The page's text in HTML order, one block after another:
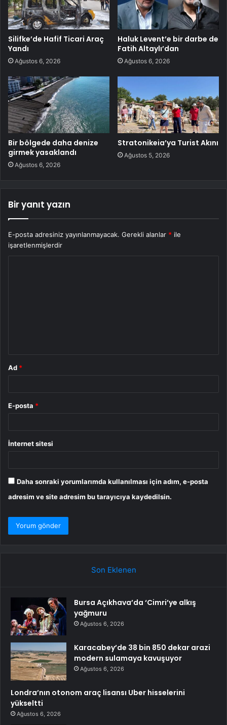
Silifke’de Hafif Ticari Araç
Yandı
Ağustos 6, 2026
Haluk Levent’e bir darbe de
Fatih Altaylı’dan
Ağustos 6, 2026
Bir bölgede daha denize
girmek yasaklandı
Ağustos 6, 2026
Stratonikeia’ya Turist Akını
Ağustos 5, 2026
Bir yanıt yazın
E-posta adresiniz yayınlanmayacak. Gerekli alanlar * ile
işaretlenmişlerdir
Ad *
E-posta *
İnternet sitesi
Daha sonraki yorumlarımda kullanılması için adım, e-posta
adresim ve site adresim bu tarayıcıya kaydedilsin.
Son Eklenen
Bursa Açıkhava’da ‘Cimri’ye alkış
yağmuru
Ağustos 6, 2026
Karacabey’de 38 bin 850 dekar arazi
modern sulamaya kavuşuyor
Ağustos 6, 2026
Londra’nın otonom araç lisansı Uber hisselerini
yükseltti
Ağustos 6, 2026